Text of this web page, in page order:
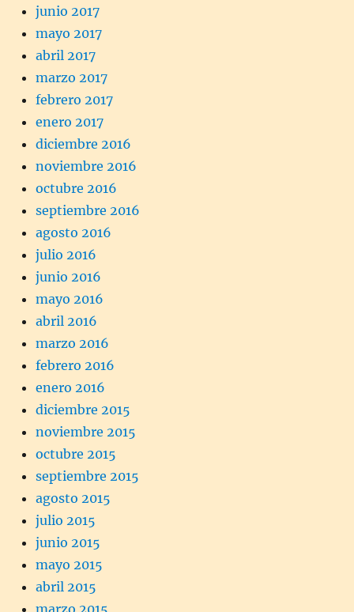
junio 2017
mayo 2017
abril 2017
marzo 2017
febrero 2017
enero 2017
diciembre 2016
noviembre 2016
octubre 2016
septiembre 2016
agosto 2016
julio 2016
junio 2016
mayo 2016
abril 2016
marzo 2016
febrero 2016
enero 2016
diciembre 2015
noviembre 2015
octubre 2015
septiembre 2015
agosto 2015
julio 2015
junio 2015
mayo 2015
abril 2015
marzo 2015